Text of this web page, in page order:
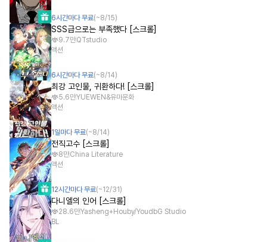
6시간마다 무료(~8/15)
SSS급으로는 부족했다 [스크롤]
9.7만QTstudio
액션
6시간마다 무료(~8/14)
최강 고인물, 귀환하다! [스크롤]
5.6만YUEWEN&유마문화
액션
1 일마다 무료(~8/14)
전직고수 [스크롤]
8만China Literature
액션
12시간마다 무료(~12/31 )
다니엘의 인어 [스크롤]
28.6만Yasheng+Houby/YoudbG Studio
BL